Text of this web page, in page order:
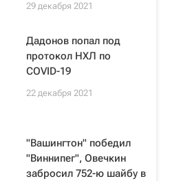
29 декабря 2021
Дадонов попал под
протокол НХЛ по
COVID-19
22 декабря 2021
"Вашингтон" победил
"Виннипег", Овечкин
забросил 752-ю шайбу в